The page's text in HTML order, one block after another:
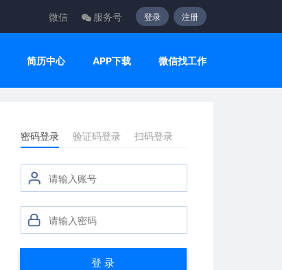
微信 服务号 登录 注册
简历中心 APP下载 微信找工作
密码登录 验证码登录 扫码登录
登 录